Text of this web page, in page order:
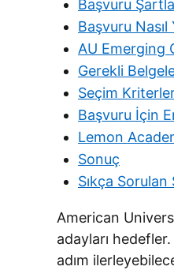
Başvuru
Başvuru Nasıl
AU Emerging
Gerekli
Seçim
Başvuru İçin
Lemon
Sonuç
Sıkça Sorulan
American
adayları
adım